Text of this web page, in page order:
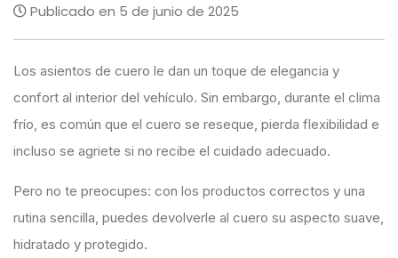
Publicado en 5 de junio de 2025
Los asientos de cuero le dan un toque de elegancia y
confort al interior del vehículo. Sin embargo, durante el clima
frío, es común que el cuero se reseque, pierda flexibilidad e
incluso se agriete si no recibe el cuidado adecuado.
Pero no te preocupes: con los productos correctos y una
rutina sencilla, puedes devolverle al cuero su aspecto suave,
hidratado y protegido.